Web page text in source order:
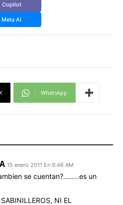
Copilot
Meta AI
WhatsApp
15 enero 2011 En 9:46 AM
se cuentan?……..es un
NI EL